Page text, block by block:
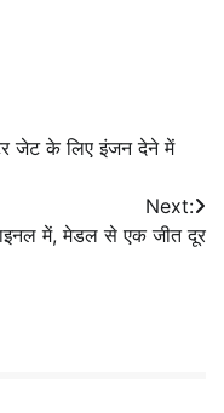
जेट के लिए इंजन देने में
Next:
में, मेडल से एक जीत दूर